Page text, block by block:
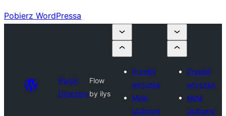
Pobierz WordPressa
Plugin
Directory
Flow
by ilys
Prześlij
wtyczkę
Moje
ulubione
Prześlij
wtyczkę
Moje
ulubione